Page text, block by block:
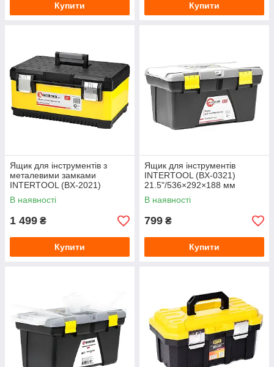
Купити Купити
Ящик для інструментів з
металевими замками
INTERTOOL (BX-2021)
21"/534×366×266 мм
В наявності
1 499 ₴
Купити
Ящик для інструментів
INTERTOOL (BX-0321)
21.5"/536×292×188 мм
В наявності
799 ₴
Купити